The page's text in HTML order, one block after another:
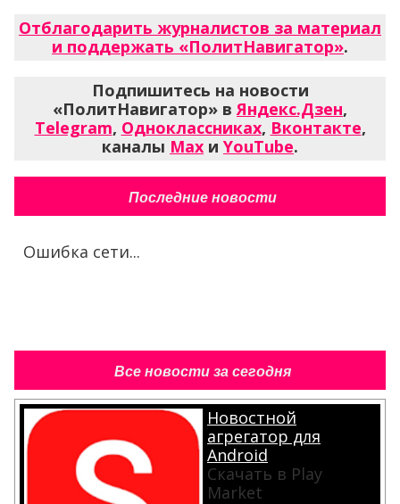
Отблагодарить журналистов за материал
и поддержать «ПолитНавигатор».
Подпишитесь на новости
«ПолитНавигатор» вЯндекс.Дзен,
Telegram, Одноклассниках, Вконтакте,
каналы Max и YouTube.
Последние новости
Ошибка сети...
Все новости за сегодня
Новостной
агрегатор для
Android
Скачать в Play
Market